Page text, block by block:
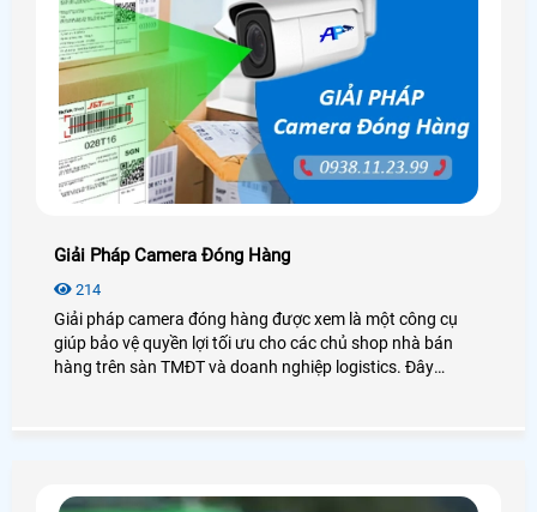
Giải Pháp Camera Đóng Hàng
214
Giải pháp camera đóng hàng được xem là một công cụ
giúp bảo vệ quyền lợi tối ưu cho các chủ shop nhà bán
hàng trên sàn TMĐT và doanh nghiệp logistics. Đây